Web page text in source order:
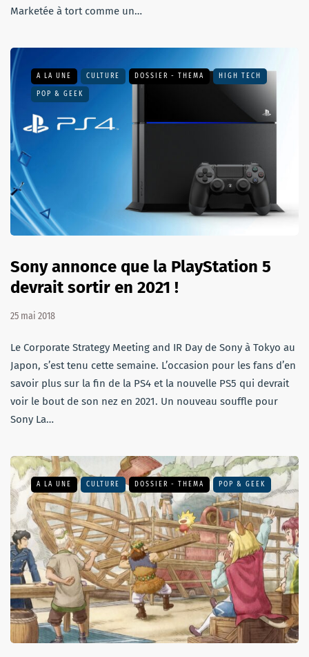
Marketée à tort comme un…
A LA UNE CULTURE DOSSIER - THEMA HIGH TECH
POP & GEEK
Sony annonce que la PlayStation 5
devrait sortir en 2021 !
25 mai 2018
Le Corporate Strategy Meeting and IR Day de Sony à Tokyo au
Japon, s’est tenu cette semaine. L’occasion pour les fans d’en
savoir plus sur la fin de la PS4 et la nouvelle PS5 qui devrait
voir le bout de son nez en 2021. Un nouveau souffle pour
Sony La…
A LA UNE CULTURE DOSSIER - THEMA POP & GEEK